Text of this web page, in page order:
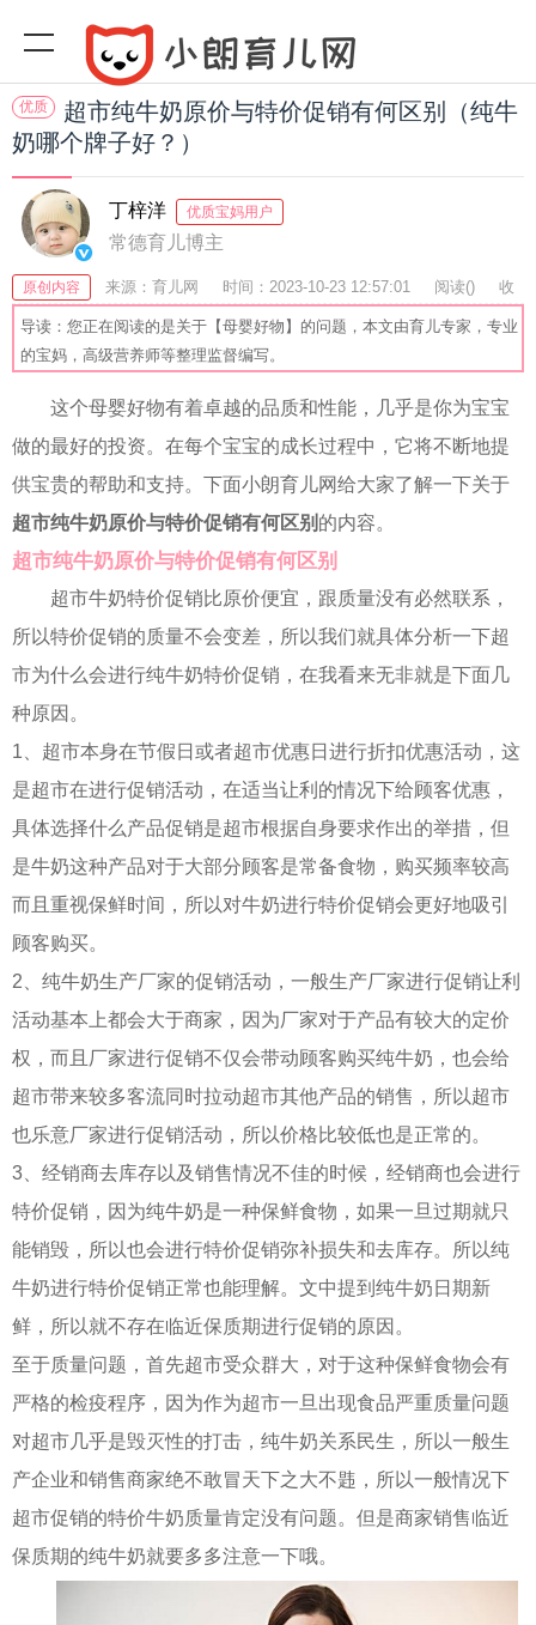
优质
超市纯牛奶原价与特价促销有何区别（纯牛
奶哪个牌子好？）
丁梓洋 优质宝妈用户
常德育儿博主
原创内容 来源：育儿网 时间：2023-10-23 12:57:01 阅读() 收
藏：29 分享：72 爆
导读：您正在阅读的是关于【母婴好物】的问题，本文由育儿专家，专业
的宝妈，高级营养师等整理监督编写。
这个母婴好物有着卓越的品质和性能，几乎是你为宝宝
做的最好的投资。在每个宝宝的成长过程中，它将不断地提
供宝贵的帮助和支持。下面小朗育儿网给大家了解一下关于
超市纯牛奶原价与特价促销有何区别 的内容。
超市纯牛奶原价与特价促销有何区别
超市牛奶特价促销比原价便宜，跟质量没有必然联系，
所以特价促销的质量不会变差，所以我们就具体分析一下超
市为什么会进行纯牛奶特价促销，在我看来无非就是下面几
种原因。
1、超市本身在节假日或者超市优惠日进行折扣优惠活动，这
是超市在进行促销活动，在适当让利的情况下给顾客优惠，
具体选择什么产品促销是超市根据自身要求作出的举措，但
是牛奶这种产品对于大部分顾客是常备食物，购买频率较高
而且重视保鲜时间，所以对牛奶进行特价促销会更好地吸引
顾客购买。
2、纯牛奶生产厂家的促销活动，一般生产厂家进行促销让利
活动基本上都会大于商家，因为厂家对于产品有较大的定价
权，而且厂家进行促销不仅会带动顾客购买纯牛奶，也会给
超市带来较多客流同时拉动超市其他产品的销售，所以超市
也乐意厂家进行促销活动，所以价格比较低也是正常的。
3、经销商去库存以及销售情况不佳的时候，经销商也会进行
特价促销，因为纯牛奶是一种保鲜食物，如果一旦过期就只
能销毁，所以也会进行特价促销弥补损失和去库存。所以纯
牛奶进行特价促销正常也能理解。文中提到纯牛奶日期新
鲜，所以就不存在临近保质期进行促销的原因。
至于质量问题，首先超市受众群大，对于这种保鲜食物会有
严格的检疫程序，因为作为超市一旦出现食品严重质量问题
对超市几乎是毁灭性的打击，纯牛奶关系民生，所以一般生
产企业和销售商家绝不敢冒天下之大不韪，所以一般情况下
超市促销的特价牛奶质量肯定没有问题。但是商家销售临近
保质期的纯牛奶就要多多注意一下哦。